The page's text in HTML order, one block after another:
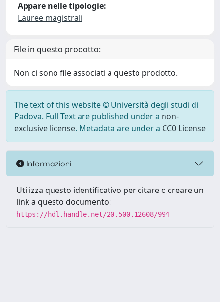
Appare nelle tipologie:
Lauree magistrali
File in questo prodotto:
Non ci sono file associati a questo prodotto.
The text of this website © Università degli studi di
Padova. Full Text are published under a non-
exclusive license. Metadata are under a CC0 License
Informazioni
Utilizza questo identificativo per citare o creare un
link a questo documento:
https://hdl.handle.net/20.500.12608/994